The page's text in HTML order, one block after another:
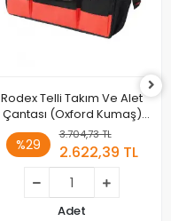
Rodex Telli Takım Ve Alet
Çantası (Oxford Kumaş)
CRB03
%29
3.704,73 TL
2.622,39 TL
Adet